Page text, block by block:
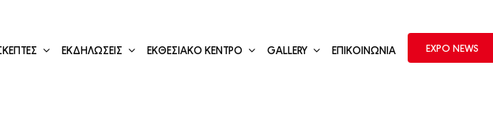
ΕΚΔΗΛΩΣΕΙΣ ΕΚΘΕΣΙΑΚΟ ΚΕΝΤΡΟ GALLERY ΕΠΙΚΟΙΝΩΝΙΑ EXPO NEWS